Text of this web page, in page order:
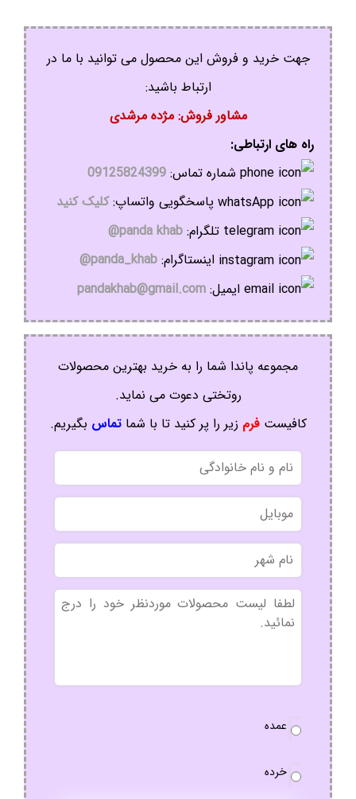
جهت خرید و فروش این محصول می توانید با ما در
ارتباط باشید:
مشاور فروش: مژده مرشدی
راه های ارتباطی:
شماره تماس: 09125824399
پاسخگویی واتساپ:کلیک کنید
تلگرام: panda khab@
اینستاگرام: panda_khab@
ایمیل: pandakhab@gmail.com
مجموعه پاندا شما را به خرید بهترین محصولات
روتختی دعوت می نماید.
کافیستفرم زیر را پر کنید تا با شماتماس بگیریم.
نام
و
نام
خانوادگی
موبایل
نام
شهر
بدون
عنوان
سفارش
عمده
خرده